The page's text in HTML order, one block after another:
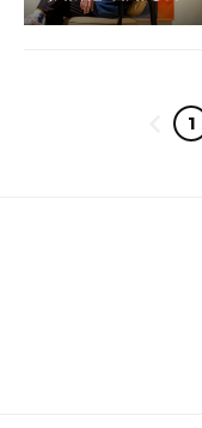
1